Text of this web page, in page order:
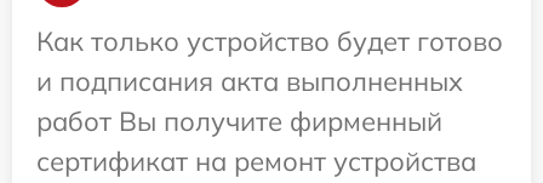
Как только устройство будет готово
и подписания акта выполненных
работ Вы получите фирменный
сертификат на ремонт устройства